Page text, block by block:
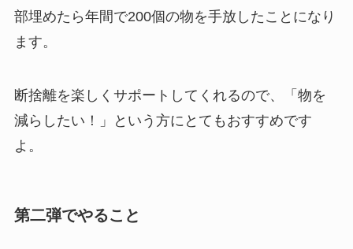
部埋めたら年間で200個の物を手放したことになり
ます。
断捨離を楽しくサポートしてくれるので、「物を
減らしたい！」という方にとてもおすすめです
よ。
第二弾でやること